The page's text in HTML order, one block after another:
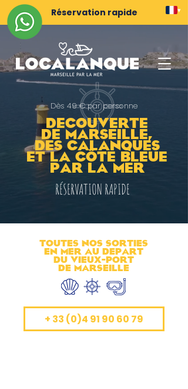
▾
Réservation rapide
Dès 49 € par personne
DEcouverte
DE MARSEILLE,
DES CALANQUES
ET LA cÖTE BLEUE
PAR LA MER
RÉSERVATION RAPIDE
TOUTES NOS SORTIES
EN MER AU DEPART
DU VIEUX-PORT
DE MARSEILLE
+ 33 (0)4 91 90 60 79